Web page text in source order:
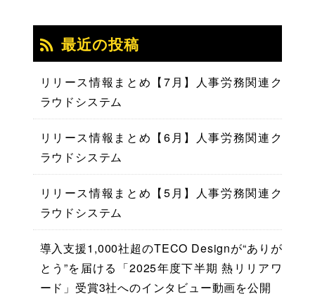
最近の投稿
リリース情報まとめ【7月】人事労務関連ク
ラウドシステム
リリース情報まとめ【6月】人事労務関連ク
ラウドシステム
リリース情報まとめ【5月】人事労務関連ク
ラウドシステム
導入支援1,000社超のTECO Designが“ありが
とう”を届ける「2025年度下半期 熱リリアワ
ード」受賞3社へのインタビュー動画を公開